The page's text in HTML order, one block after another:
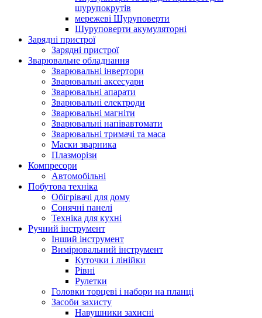
шурупокрутів
мережеві Шуруповерти
Шуруповерти акумуляторні
Зарядні пристрої
Зарядні пристрої
Зварювальне обладнання
Зварювальні інвертори
Зварювальні аксесуари
Зварювальні апарати
Зварювальні електроди
Зварювальні магніти
Зварювальні напівавтомати
Зварювальні тримачі та маса
Маски зварника
Плазморізи
Компресори
Автомобільні
Побутова техніка
Обігрівачі для дому
Сонячні панелі
Техніка для кухні
Ручний інструмент
Інший інструмент
Вимірювальний інструмент
Куточки і лінійки
Рівні
Рулетки
Головки торцеві і набори на планці
Засоби захисту
Навушники захисні